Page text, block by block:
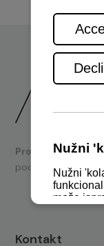
Prodajabrodskih
podrška.
Kontakt